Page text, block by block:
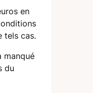
en
tels cas.
manqué
du